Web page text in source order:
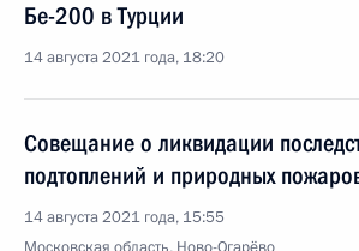
Бе-200 в Турции
14 августа 2021 года, 18:20
Совещание о ликвидации
подтоплений и природных
14 августа 2021 года, 15:55